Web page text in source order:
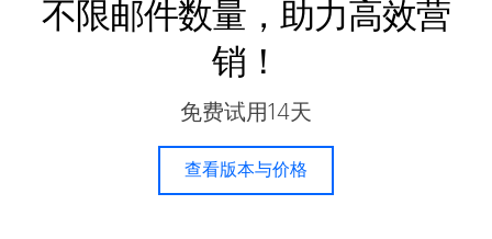
不限邮件数量，助力高效营
销！
免费试用14天
查看版本与价格